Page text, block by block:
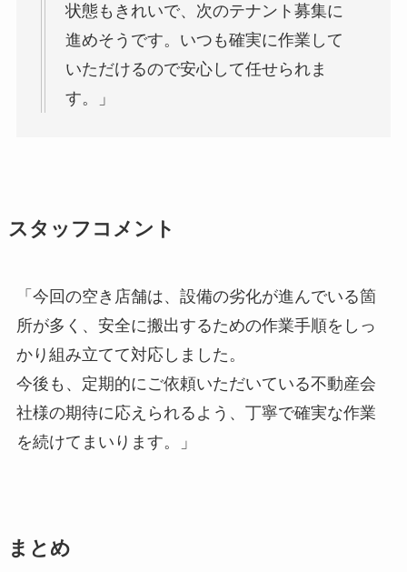
状態もきれいで、次のテナント募集に
進めそうです。いつも確実に作業して
いただけるので安心して任せられま
す。」
スタッフコメント
「今回の空き店舗は、設備の劣化が進んでいる箇
所が多く、安全に搬出するための作業手順をしっ
かり組み立てて対応しました。
今後も、定期的にご依頼いただいている不動産会
社様の期待に応えられるよう、丁寧で確実な作業
を続けてまいります。」
まとめ